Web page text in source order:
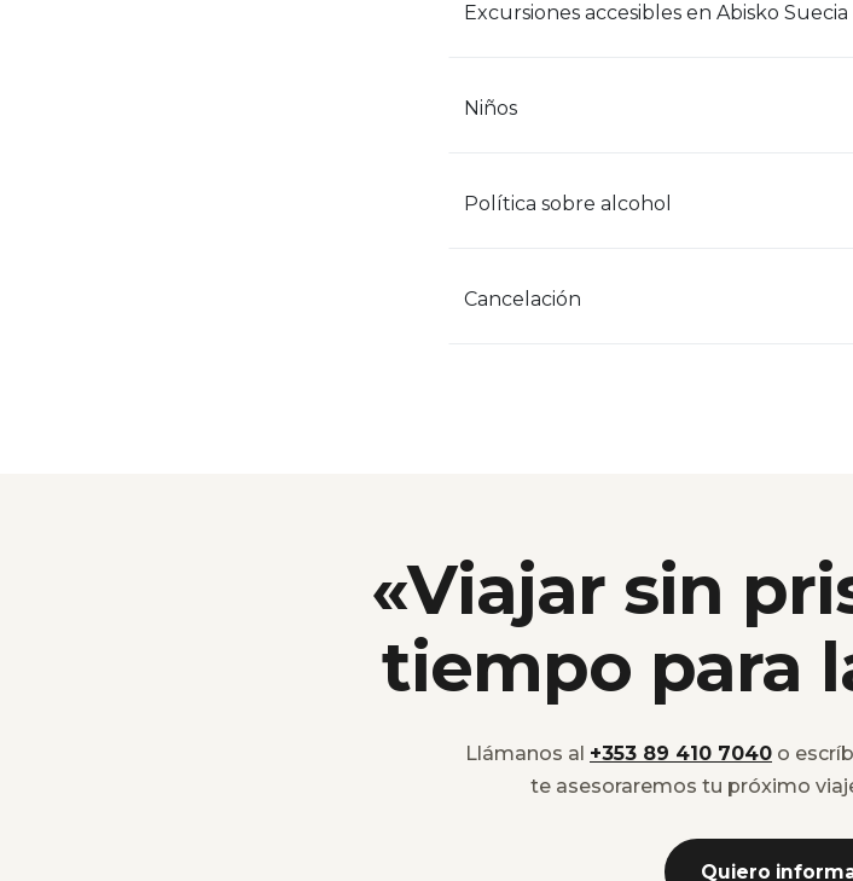
Excursiones accesibles en Abisko Suecia
Niños
Política sobre alcohol
Cancelación
«Viajar sin
tiempo para
Llámanos al +353 89 410 7040 o
te asesoraremos tu próximo
Quiero